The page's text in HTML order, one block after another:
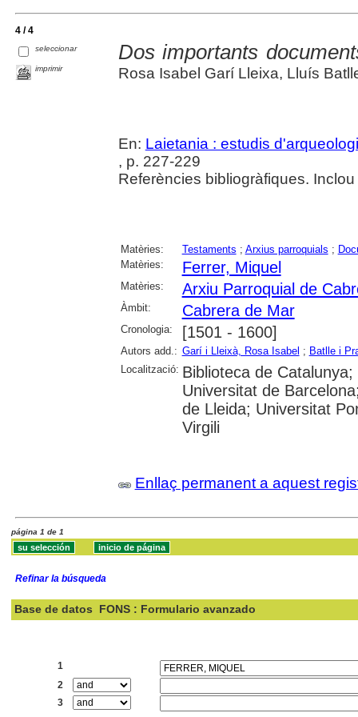
4 / 4
seleccionar
imprimir
Dos importants
Rosa Isabel Garí Lleixa, Lluís
En: Laietania : estudis
, p. 227-229
Referències bibliogràfiques.
Matèries: Testaments ; Arxius parroquials ;
Matèries:
Ferrer, Miquel
Matèries: Arxiu Parroquial de
Àmbit: Cabrera de Mar
Cronologia: [1501 - 1600]
Autors add.: Garí i Lleixà, Rosa Isabel ; Batlle i
Localització: Biblioteca de
Universitat de
de Lleida; Universitat
Virgili
Enllaç permanent a aquest
página 1 de 1
Refinar la búsqueda
Base de datos FONS : Formulario avanzado
1
2
3